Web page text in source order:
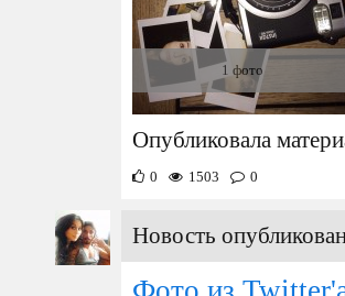
1 фото
Опубликовала
0 1503 0
Новость